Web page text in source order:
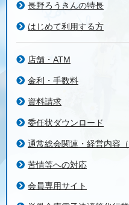
長野ろうきんの特長
はじめて利用する方
店舗・ATM
金利・手数料
資料請求
委任状ダウンロード
通常総会関連・経営内容
苦情等への対応
会員専用サイト